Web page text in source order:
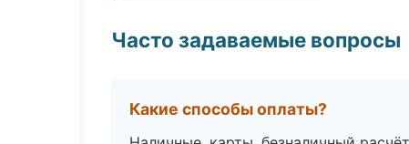
Часто задаваемые вопросы
Какие способы оплаты?